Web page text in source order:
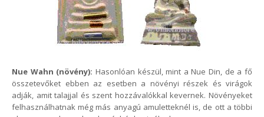
Nue Wahn (növény): Hasonlóan készül, mint a Nue Din, de a fő
összetevőket ebben az esetben a növényi részek és virágok
adják, amit talajjal és szent hozzávalókkal kevernek. Növényeket
felhasználhatnak még más anyagú amuletteknél is, de ott a többi